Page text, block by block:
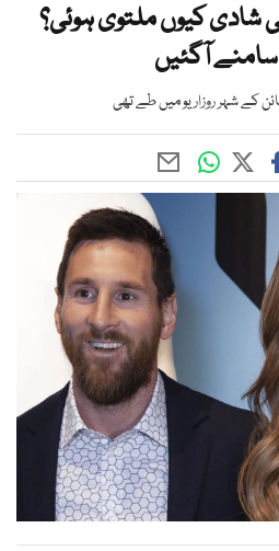
شادی کیوں ملتوی ہوئی؟
آگئیں